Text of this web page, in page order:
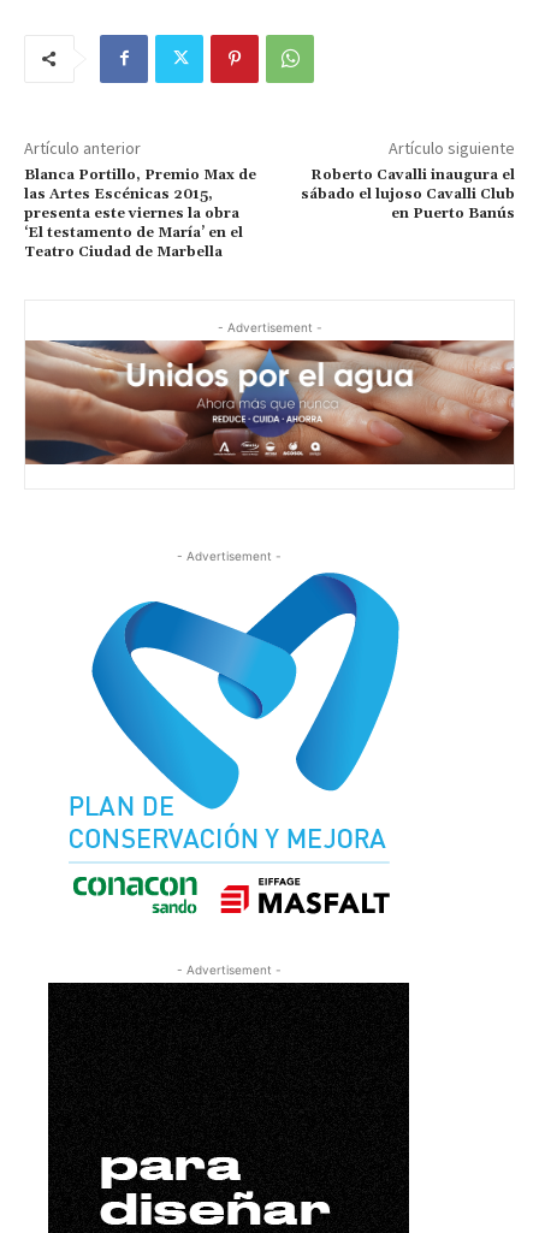
Artículo anterior
Blanca Portillo, Premio Max de
las Artes Escénicas 2015,
presenta este viernes la obra
‘El testamento de María’ en el
Teatro Ciudad de Marbella
Artículo siguiente
Roberto Cavalli inaugura el
sábado el lujoso Cavalli Club
en Puerto Banús
- Advertisement -
- Advertisement -
- Advertisement -